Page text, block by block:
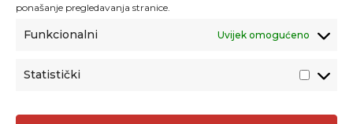
ponašanje pregledavanja stranice.
Funkcionalni Uvijek omogućeno
Statistički